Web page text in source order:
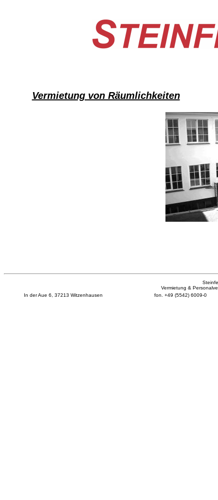
Vermietung von Räumlichkeiten
Vermietung &
In der Aue 6, 37213 Witzenhausen
fon. +49 (5542) 6009-0